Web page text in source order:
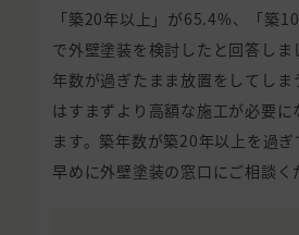
「築20年以上」が65.4%、「築
で外壁塗装を検討したと回答しま
年数が過ぎたまま放置をしてしま
はすまずより高額な施工が必要に
ます。築年数が築20年以上を過
早めに外壁塗装の窓口にご相談く